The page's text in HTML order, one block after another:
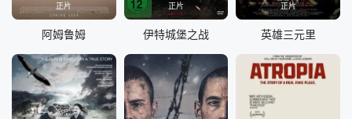
正片
阿姆鲁姆
正片
伊特城堡之战
正片
英雄三元里